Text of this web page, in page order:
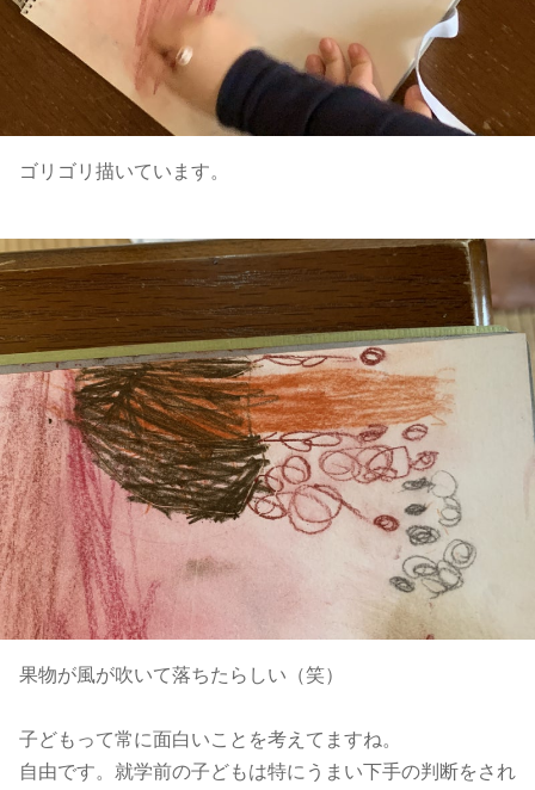
ゴリゴリ描いています。
果物が風が吹いて落ちたらしい（笑）
子どもって常に面白いことを考えてますね。
自由です。就学前の子どもは特にうまい下手の判断をされ